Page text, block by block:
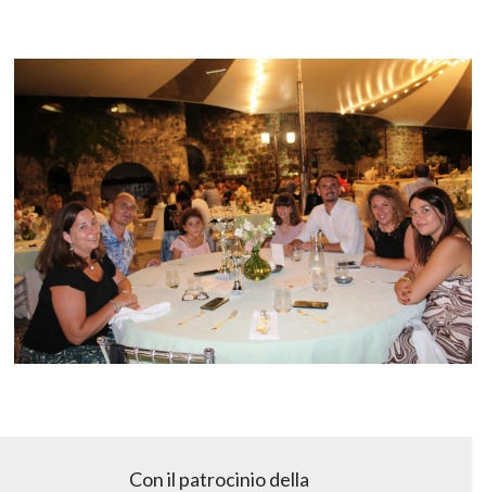
Con il patrocinio della